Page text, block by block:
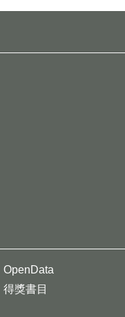
OpenData
得獎書目